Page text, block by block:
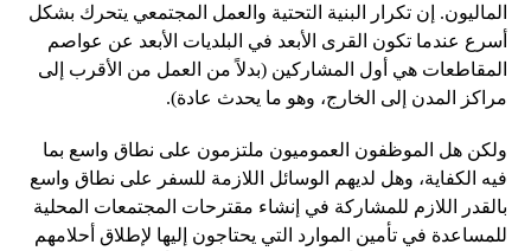
الماليون. إن تكرار البنية التحتية والعمل المجتمعي يتحرك بشكل
أسرع عندما تكون القرى الأبعد في البلديات الأبعد عن عواصم
المقاطعات هي أول المشاركين (بدلاً من العمل من الأقرب إلى
مراكز المدن إلى الخارج، وهو ما يحدث عادة).
ولكن هل الموظفون العموميون ملتزمون على نطاق واسع بما
فيه الكفاية، وهل لديهم الوسائل اللازمة للسفر على نطاق واسع
بالقدر اللازم للمشاركة في إنشاء مقترحات المجتمعات المحلية
للمساعدة في تأمين الموارد التي يحتاجون إليها لإطلاق أحلامهم